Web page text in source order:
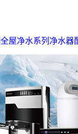
全屋净水系列 净水器